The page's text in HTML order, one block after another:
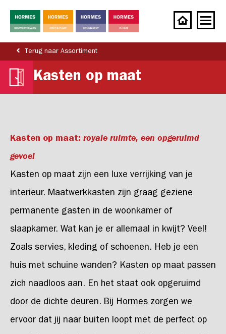
Terug naar Assortiment
Kasten op maat
Kasten op maat: royale ruimte, een opgeruimd
gevoel
Kasten op maat zijn een luxe verrijking van je
interieur. Maatwerkkasten zijn graag geziene
permanente gasten in de woonkamer of
slaapkamer. Wat kan je er allemaal in kwijt? Veel!
Zoals servies, kleding of schoenen. Heb je een
huis met schuine wanden? Kasten op maat passen
zich naadloos aan. En het staat ook opgeruimd
door de dichte deuren. Bij Hormes zorgen we
ervoor dat jij naar buiten loopt met de perfect op